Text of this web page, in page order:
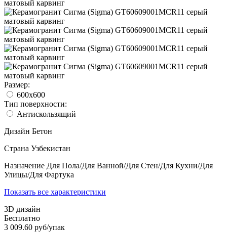
Размер:
600x600
Тип поверхности:
Антискользящий
Дизайн Бетон
Страна Узбекистан
Назначение Для Пола/Для Ванной/Для Стен/Для Кухни/Для
Улицы/Для Фартука
Показать все характеристики
3D дизайн
Бесплатно
3 009.60 руб/упак